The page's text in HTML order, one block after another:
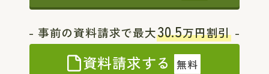
- 事前の資料請求で最大30.5万円割引 -
資料請求する 無料